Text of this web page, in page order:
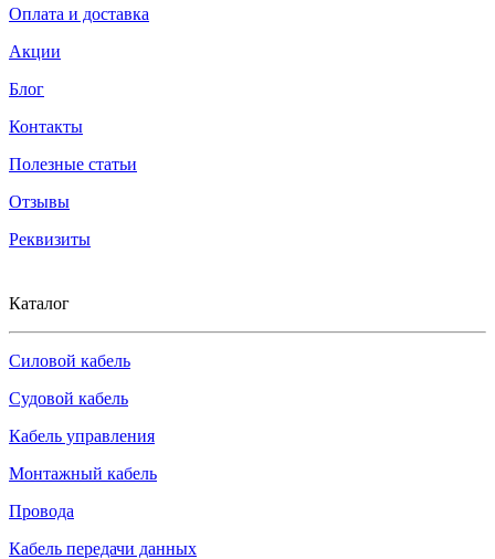
Оплата и доставка
Акции
Блог
Контакты
Полезные статьи
Отзывы
Реквизиты
Каталог
Силовой кабель
Судовой кабель
Кабель управления
Монтажный кабель
Провода
Кабель передачи данных